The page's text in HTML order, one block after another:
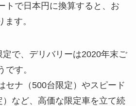
トで日本円に換算すると、お
す。
で、デリバリーは2020年末ご
です。
セナ（500台限定）やスピード
など、高価な限定車を立て続